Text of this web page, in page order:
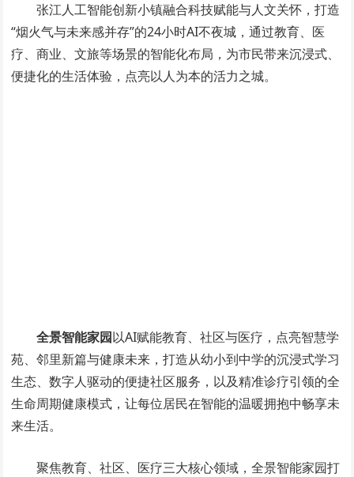
张江人工智能创新小镇融合科技赋能与人文关怀，打造
“烟火气与未来感并存”的24小时AI不夜城，通过教育、医
疗、商业、文旅等场景的智能化布局，为市民带来沉浸式、
便捷化的生活体验，点亮以人为本的活力之城。
全景智能家园以AI赋能教育、社区与医疗，点亮智慧学
苑、邻里新篇与健康未来，打造从幼小到中学的沉浸式学习
生态、数字人驱动的便捷社区服务，以及精准诊疗引领的全
生命周期健康模式，让每位居民在智能的温暖拥抱中畅享未
来生活。
聚焦教育、社区、医疗三大核心领域，全景智能家园打